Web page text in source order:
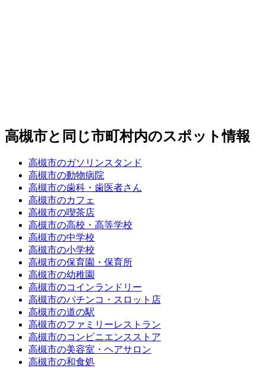
高槻市と同じ市町村内のスポット情報
高槻市のガソリンスタンド
高槻市の動物病院
高槻市の歯科・歯医者さん
高槻市のカフェ
高槻市の喫茶店
高槻市の高校・高等学校
高槻市の中学校
高槻市の小学校
高槻市の保育園・保育所
高槻市の幼稚園
高槻市のコインランドリー
高槻市のパチンコ・スロット店
高槻市の道の駅
高槻市のファミリーレストラン
高槻市のコンビニエンスストア
高槻市の美容室・ヘアサロン
高槻市の和食処